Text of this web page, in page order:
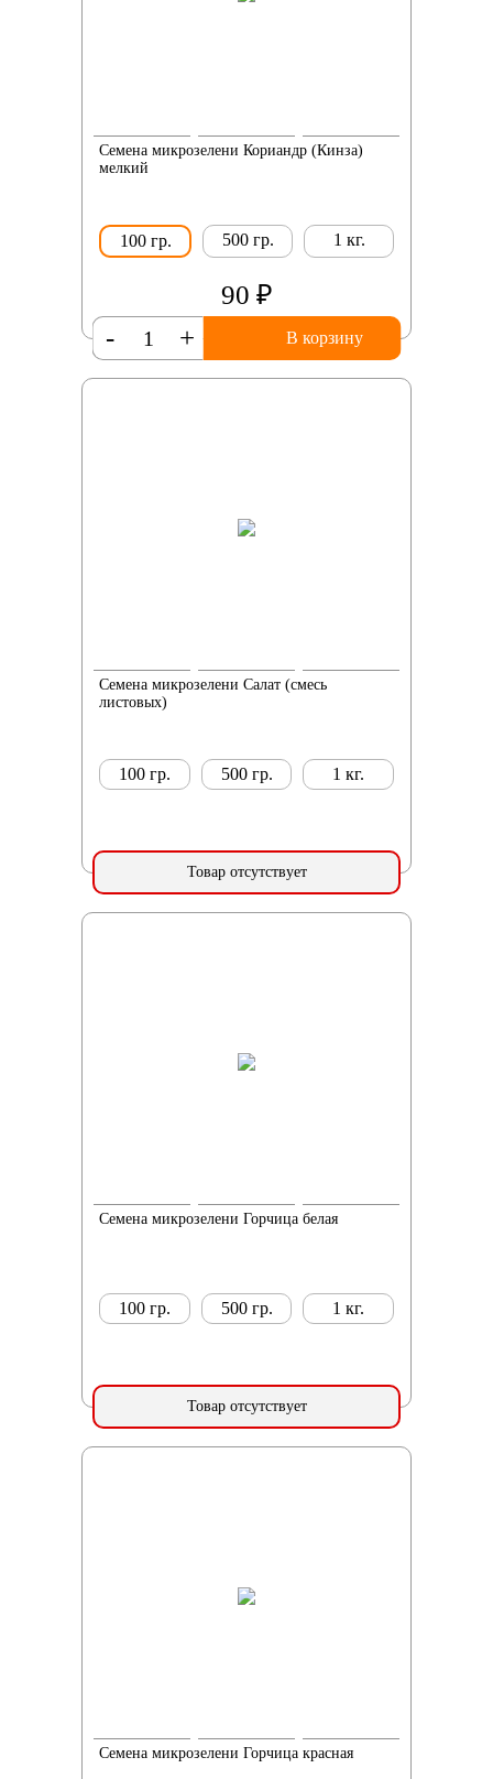
Семена микрозелени Кориандр (Кинза)
мелкий
100 гр. 500 гр. 1 кг.
90 ₽
+
- В корзину
Семена микрозелени Салат (смесь
листовых)
100 гр. 500 гр. 1 кг.
Товар отсутствует
Семена микрозелени Горчица белая
100 гр. 500 гр. 1 кг.
Товар отсутствует
Семена микрозелени Горчица красная